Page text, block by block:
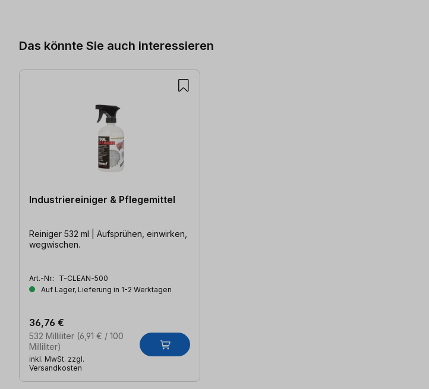
Das könnte Sie auch interessieren
Industriereiniger & Pflegemittel
Reiniger 532 ml | Aufsprühen, einwirken,
wegwischen.
Art.-Nr.: T-CLEAN-500
Auf Lager, Lieferung in 1-2 Werktagen
532 Milliliter (6,91 € / 100
Milliliter)
36,76 €
inkl. MwSt. zzgl.
Versandkosten